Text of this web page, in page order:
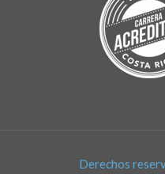
Derechos